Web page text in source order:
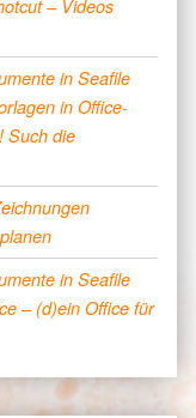
– Videos
in Seafile
in Office-
Such die
in Seafile
– (d)ein Office für